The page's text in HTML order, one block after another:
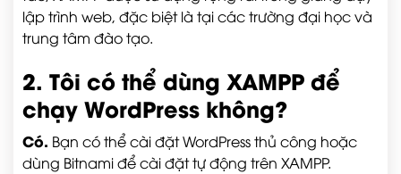
lập trình web, đặc biệt là tại các trường đại học và
trung tâm đào tạo.
2. Tôi có thể dùng XAMPP để
chạy WordPress không?
Có. Bạn có thể cài đặt WordPress thủ công hoặc
dùng Bitnami để cài đặt tự động trên XAMPP.